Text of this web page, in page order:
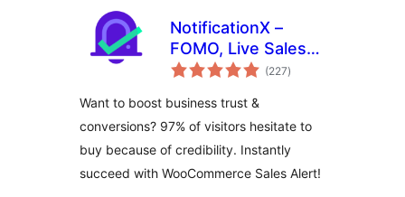
NotificationX –
FOMO, Live Sales
Notification,
Sales Popup,
GDPR, Social Proof,
Announcement
Banner & Floating
(227საერთო
რეიტინგი
)
Want to boost business trust &
conversions? 97% of visitors hesitate to
buy because of credibility. Instantly
succeed with WooCommerce Sales Alert!